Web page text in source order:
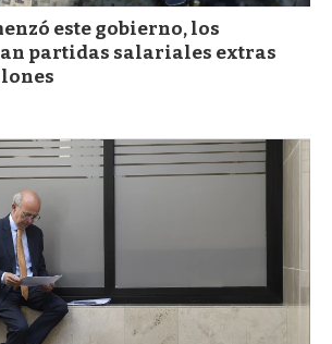
este gobierno, los
partidas salariales extras